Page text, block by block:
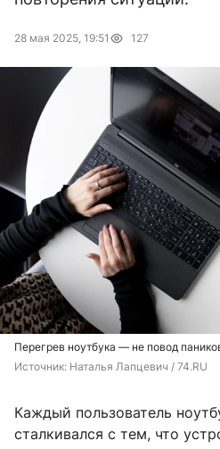
28 мая 2025, 19:51 127
Перегрев ноутбука — не повод
Источник: Наталья Лапцевич / 74.RU
Каждый пользователь
сталкивался с тем, что